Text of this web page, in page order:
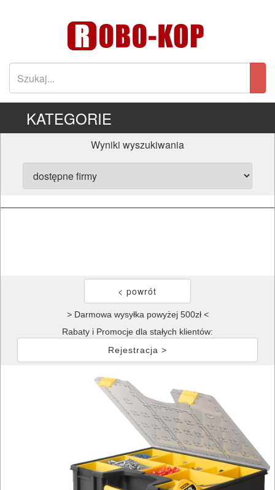
KATEGORIE
Wyniki wyszukiwania
> Darmowa wysyłka powyżej 500zł <
Rabaty i Promocje dla stałych klientów:
Rejestracja >